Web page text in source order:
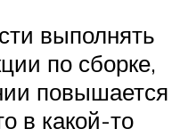
выполнять
по сборке,
повышается
в какой-то